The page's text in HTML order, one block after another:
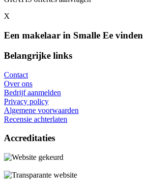
X
Een makelaar in Smalle Ee vinden
Belangrijke links
Contact
Over ons
Bedrijf aanmelden
Privacy policy
Algemene voorwaarden
Recensie achterlaten
Accreditaties